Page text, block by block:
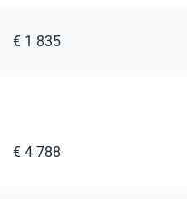
€ 1 835
€ 4 788